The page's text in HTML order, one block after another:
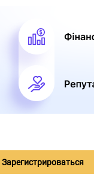
Зарегистрироваться